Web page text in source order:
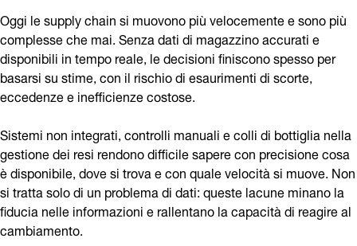
Oggi le supply chain si muovono più velocemente e sono più
complesse che mai. Senza dati di magazzino accurati e
disponibili in tempo reale, le decisioni finiscono spesso per
basarsi su stime, con il rischio di esaurimenti di scorte,
eccedenze e inefficienze costose.
Sistemi non integrati, controlli manuali e colli di bottiglia nella
gestione dei resi rendono difficile sapere con precisione cosa
è disponibile, dove si trova e con quale velocità si muove. Non
si tratta solo di un problema di dati: queste lacune minano la
fiducia nelle informazioni e rallentano la capacità di reagire al
cambiamento.